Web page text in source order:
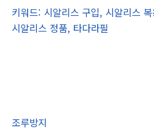
키워드: 시알리스 구입, 시알리스
시알리스 정품, 타다라필
조루방지